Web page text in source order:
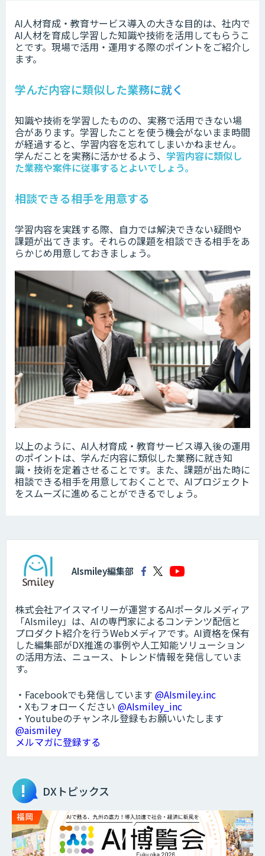
AI人材育成・教育サービス導入の大きな目的は、社内で
AI人材を育成し学習した知識や技術を活用してもらうこ
とです。現場で活用・運用する際のポイントをご紹介し
ます。
学んだ内容に類似した業務に就く
知識や技術を学習したものの、実務で活用できない場
合があります。学習したことを使う機会がないまま時間
が経過すると、学習内容を忘れてしまいかねません。
学んだことを実務に活かせるよう、 学習内容に類似し
た業務や案件に従事するとよいでしょう。
相談できる相手を用意する
学習内容を実践する際、自力では解決できない疑問や
課題が出てきます。それらの課題を相談できる相手をあ
らかじめ用意しておきましょう。
以上のように、AI人材育成・教育サービス導入後の運用
のポイントは、学んだ内容に類似した業務に就き知
識・技術を定着させることです。また、課題が出た時に
相談できる相手を用意しておくことで、AIプロジェクト
をスムーズに進めることができるでしょう。
AIsmiley編集部
株式会社アイスマイリーが運営するAIポータルメディア
「AIsmiley」は、AIの専門家によるコンテンツ配信と
プロダクト紹介を行うWebメディアです。AI資格を保有
した編集部がDX推進の事例や人工知能ソリューション
の活用方法、ニュース、トレンド情報を発信していま
す。
・Facebookでも発信しています @AIsmiley.inc
・Xもフォローください @AIsmiley_inc
・Youtubeのチャンネル登録もお願いいたします
@aismiley
メルマガに登録する
DXトピックス